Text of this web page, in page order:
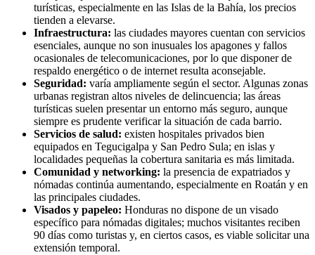
turísticas, especialmente en las Islas de la Bahía, los precios
tienden a elevarse.
Infraestructura: las ciudades mayores cuentan con servicios
esenciales, aunque no son inusuales los apagones y fallos
ocasionales de telecomunicaciones, por lo que disponer de
respaldo energético o de internet resulta aconsejable.
Seguridad: varía ampliamente según el sector. Algunas zonas
urbanas registran altos niveles de delincuencia; las áreas
turísticas suelen presentar un entorno más seguro, aunque
siempre es prudente verificar la situación de cada barrio.
Servicios de salud: existen hospitales privados bien
equipados en Tegucigalpa y San Pedro Sula; en islas y
localidades pequeñas la cobertura sanitaria es más limitada.
Comunidad y networking: la presencia de expatriados y
nómadas continúa aumentando, especialmente en Roatán y en
las principales ciudades.
Visados y papeleo: Honduras no dispone de un visado
específico para nómadas digitales; muchos visitantes reciben
90 días como turistas y, en ciertos casos, es viable solicitar una
extensión temporal.